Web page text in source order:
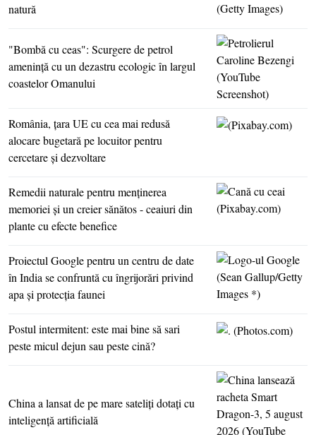
natură
"Bombă cu ceas": Scurgere de petrol
ameninţă cu un dezastru ecologic în largul
coastelor Omanului
România, ţara UE cu cea mai redusă
alocare bugetară pe locuitor pentru
cercetare şi dezvoltare
Remedii naturale pentru menţinerea
memoriei şi un creier sănătos - ceaiuri din
plante cu efecte benefice
Proiectul Google pentru un centru de date
în India se confruntă cu îngrijorări privind
apa şi protecţia faunei
Postul intermitent: este mai bine să sari
peste micul dejun sau peste cină?
China a lansat de pe mare sateliţi dotaţi cu
inteligenţă artificială